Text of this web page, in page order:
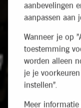
aanbevelingen
aanpassen aan
Wanneer je op
toestemming
worden alleen
je je
instellen".
Meer